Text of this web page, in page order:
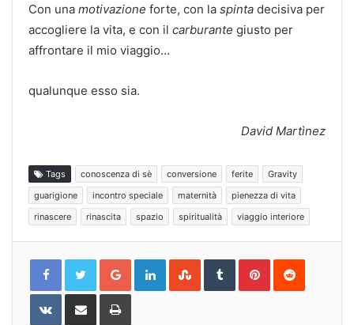
Con una motivazione forte, con la spinta decisiva per
accogliere la vita, e con il carburante giusto per
affrontare il mio viaggio…
qualunque esso sia.
David Martìnez
Tags conoscenza di sè conversione ferite
Gravity
guarigione
incontro speciale maternità
pienezza di vita
rinascere
rinascita spazio spiritualità viaggio interiore
Google+LinkedInStumbleUpon
TumblrPinterestReddit
VKontakteShare
Email
Print